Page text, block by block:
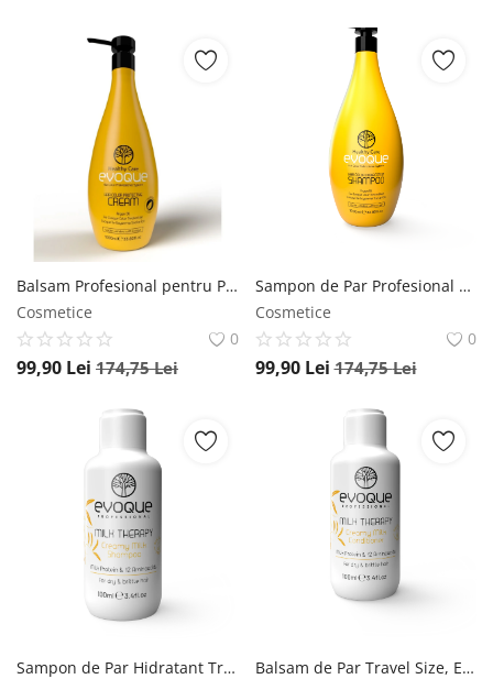
Balsam Profesional pentru Par Vopsit, EVOQUE Healthy Care Protective Conditioner, 1000 ml , Cu Ulei de Argan si Masline, Fara Parabeni si Sulfati, Antistatic, Pentru Toate Tipurile de Par - Evoque Evoque
Cosmetice
0
99,90 Lei 174,75Lei
Sampon de Par Profesional pentru Par Vopsit, EVOQUE Healthy Care Purifying Color, 1000 ml , Cu Ulei de Argan, Protectie a Culorii, Antistatic, Pentru Toate Tipurile de Par - Evoque Evoque
Cosmetice
0
99,90 Lei 174,75Lei
Sampon de Par Hidratant Travel Size, EVOQUE Milk Therapy Creamy Milk, 100 ml , Profesional, Cu Proteine din Lapte si Vitamina E, Fara Sulfati si Parabeni - Evoque Evoque
Balsam de Par Travel Size, EVOQUE Milk Therapy Creamy Milk Conditioner, 100 ml , Cu Proteine din Lapte, 12 Aminoacizi si Vitamina E, Hidratant, Anti-Frizz, Fara Parabeni - Evoque Evoque